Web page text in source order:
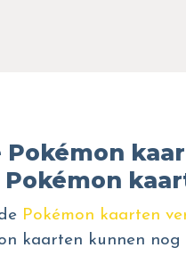
Pokémon
Pokémon
Pokémon kaarten
kaarten kunnen